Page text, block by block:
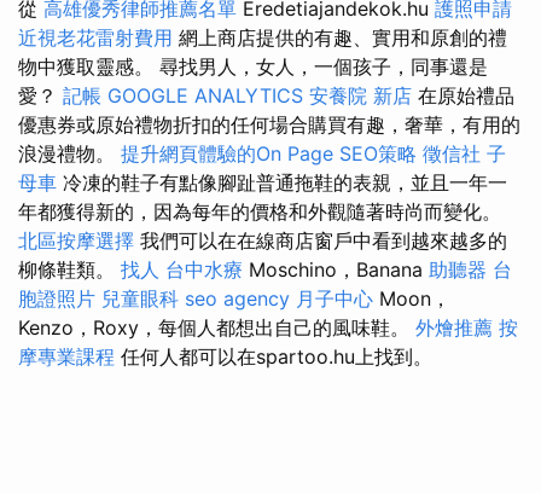
從 高雄優秀律師推薦名單 Eredetiajandekok.hu 護照申請
近視老花雷射費用 網上商店提供的有趣、實用和原創的禮
物中獲取靈感。 尋找男人，女人，一個孩子，同事還是
愛？ 記帳 GOOGLE ANALYTICS 安養院 新店 在原始禮品
優惠券或原始禮物折扣的任何場合購買有趣，奢華，有用的
浪漫禮物。 提升網頁體驗的On Page SEO策略 徵信社 子
母車 冷凍的鞋子有點像腳趾普通拖鞋的表親，並且一年一
年都獲得新的，因為每年的價格和外觀隨著時尚而變化。
北區按摩選擇 我們可以在在線商店窗戶中看到越來越多的
柳條鞋類。 找人 台中水療 Moschino，Banana 助聽器 台
胞證照片 兒童眼科 seo agency 月子中心 Moon，
Kenzo，Roxy，每個人都想出自己的風味鞋。 外燴推薦 按
摩專業課程 任何人都可以在spartoo.hu上找到。